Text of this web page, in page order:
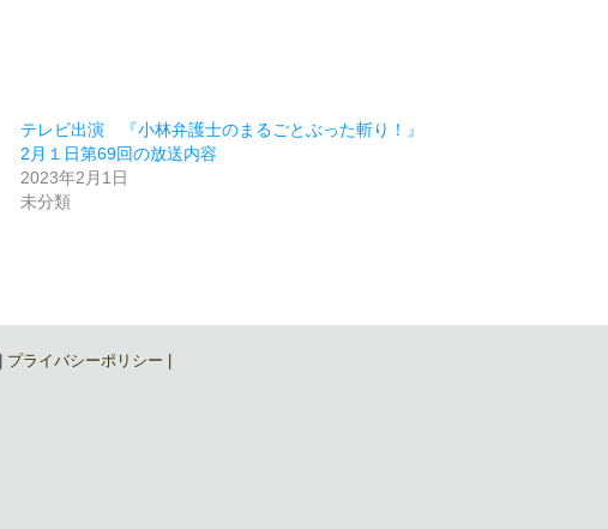
テレビ出演 『小林弁護士のまるごとぶった斬り！』
2月１日第69回の放送内容
2023年2月1日
未分類
プライバシーポリシー